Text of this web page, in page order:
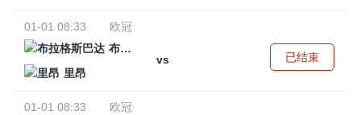
01-01 08:33
欧冠
布拉格斯巴达
vs
里昂
已结束
01-01 08:33
欧冠